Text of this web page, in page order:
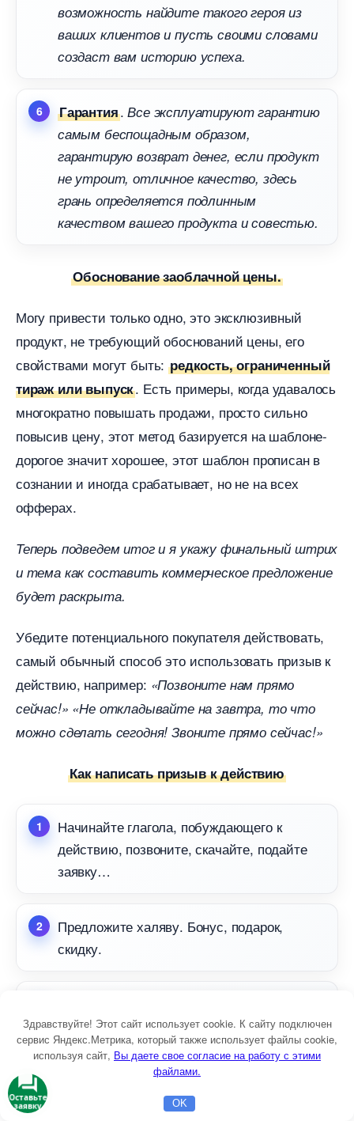
озможность найдите такого героя из
аших клиентов и пусть своими словами
создаст вам историю успеха.
Гарантия.се эксплуатируют гарантию
самым беспощадным образом,
арантирую возврат денег, если продукт
не утроит, отличное качество, здесь
рань определяется подлинным
качеством вашего продукта и совестью.
Обоснование заоблачной цены.
Могу привести только одно, это эксклюзивный
продукт, не требующий обоснований цены, его
свойствами могут быть:редкость, ограниченный
тираж или выпуск. Есть примеры, когда удавалось
многократно повышать продажи, просто сильно
повысив цену, этот метод базируется на шаблоне-
дорогое значит хорошее, этот шаблон прописан
сознании и иногда срабатывает, но не на всех
офферах.
Теперь подведем итог и я укажу финальный штрих
и тема как составить коммерческое предложение
удет раскрыта.
Убедите потенциального покупателя действовать,
самый обычный способ это использовать призыв к
действию, например: «Позвоните нам прямо
сейчас!» «Не откладывайте на завтра, то что
можно сделать сегодня! Звоните прямо сейчас!»
Как написать призыв к действию
Начинайте глагола, побуждающего к
действию, позвоните, скачайте, подайте
заявку
Предложите халяву. Бонус, подарок,
скидку.
зажимайте временными рамками действие
скидки или акции.
Предупредите о грядущем повышении
Здравствуйте! Этот сайт использует cookie. К сайту подключен
сервис Яндекс.Метрика, который также использует файлы cookie,
используя сайт, ы даете свое согласие на работу с этими
файлами.
OK
Оставьте
заявку